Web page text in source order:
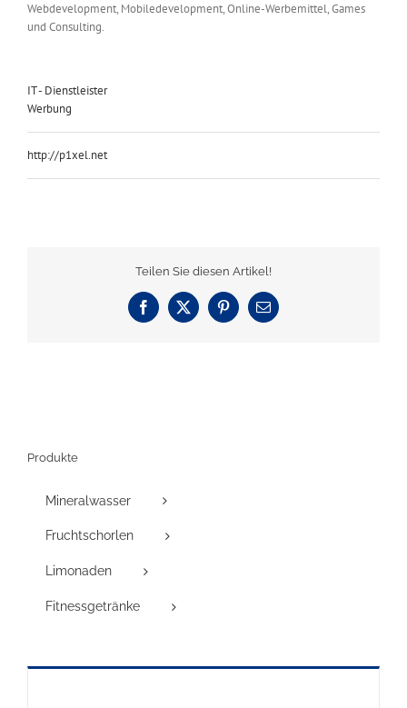
Webdevelopment, Mobiledevelopment, Online-Werbemittel, Games
und Consulting.
IT - Dienstleister
Werbung
http://p1xel.net
Teilen Sie diesen Artikel!
Facebook
X PinterestE-
Mail
Produkte
Mineralwasser
Fruchtschorlen
Limonaden
Fitnessgetränke